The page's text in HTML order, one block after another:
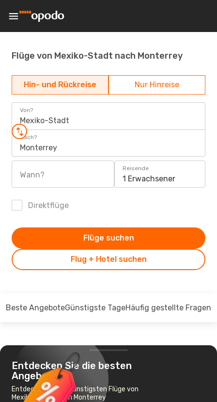
Flüge von Mexiko-Stadt nach Monterrey
Hin- und Rückreise Nur Hinreise
Von?
Mexiko-Stadt
Nach?
Monterrey
Wann?
Reisende
1 Erwachsener
Direktflüge
Flug + Hotel suchen
Flüge suchen
Beste AngeboteGünstigste TageHäufig gestellte Fragen
Entdecken Sie die besten
Angebote
Entdecken Sie die günstigsten Flüge von
Mexiko-Stadt nach Monterrey